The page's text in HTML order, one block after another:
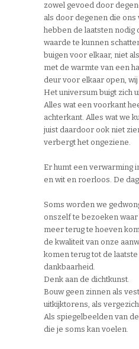
zowel gevoed door
als door degenen die ons
hebben de laatsten nodig
waarde te kunnen
buigen voor elkaar, niet
met de warmte van een
deur voor elkaar open,
Het universum buigt zich
Alles wat een voorkant
achterkant. Alles wat we
juist daardoor ook niet
verbergt het ongeziene.
Er humt een verwarming
en wit en roerloos. De
Soms worden we
onszelf te bezoeken
meer terug te hoeven
de kwaliteit van onze
komen terug tot de
dankbaarheid.
Denk aan de dichtkunst.
Bouw geen zinnen als
uitkijktorens, als
Als spiegelbeelden van
die je soms kan voelen.